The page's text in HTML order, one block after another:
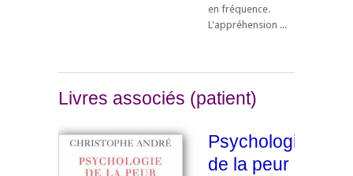
en fréquence.
L'appréhension ...
Livres associés (patient)
Psychologie
de la peur